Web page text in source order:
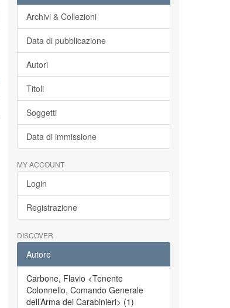
Archivi & Collezioni
Data di pubblicazione
Autori
Titoli
Soggetti
Data di immissione
MY ACCOUNT
Login
Registrazione
DISCOVER
Autore
Carbone, Flavio <Tenente
Colonnello, Comando Generale
dell’Arma dei Carabinieri> (1)